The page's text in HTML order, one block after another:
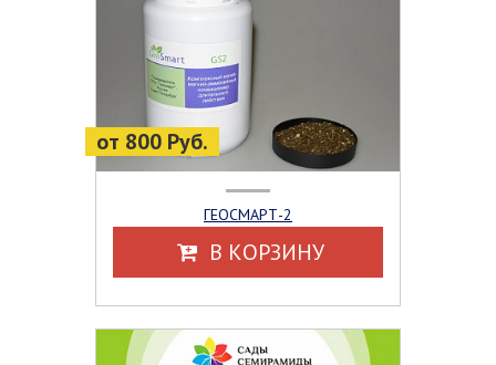
от 800 Руб.
ГЕОСМАРТ-2
В КОРЗИНУ